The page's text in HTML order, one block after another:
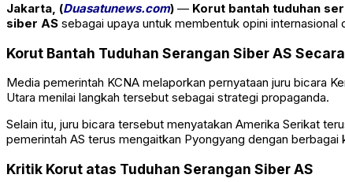
Jakarta, (Duasatunews.com) — Korut bantah tuduhan
siber AS sebagai upaya untuk membentuk opini
Korut Bantah Tuduhan Serangan Siber AS
Media pemerintah KCNA melaporkan pernyataan juru bicara
Utara menilai langkah tersebut sebagai strategi propaganda.
Selain itu, juru bicara tersebut menyatakan Amerika Serikat
pemerintah AS terus mengaitkan Pyongyang dengan berbagai
Kritik Korut atas Tuduhan Serangan Siber AS